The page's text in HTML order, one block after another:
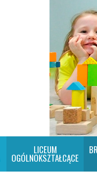
LICEUM
OGÓLNOKSZTAŁCĄCE